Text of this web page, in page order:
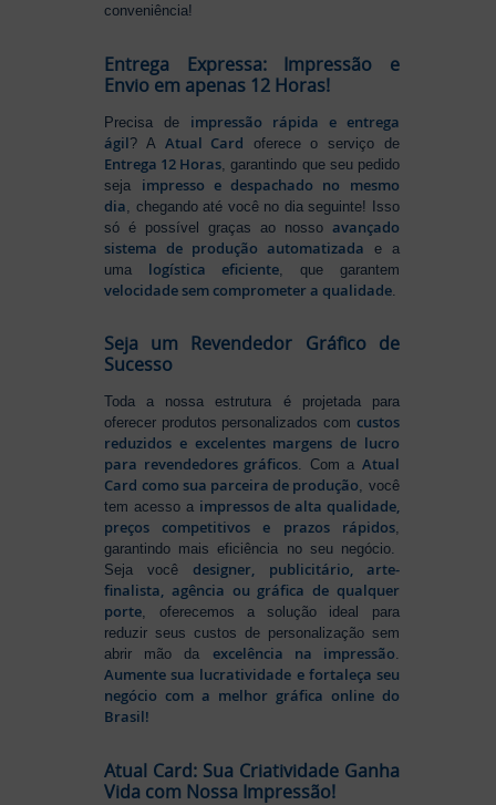
conveniência!
Entrega Expressa: Impressão e
Envio em apenas 12 Horas!
Precisa de impressão rápida e entrega
ágil? A Atual Card oferece o serviço de
Entrega 12 Horas , garantindo que seu pedido
seja impresso e despachado no mesmo
dia , chegando até você no dia seguinte! Isso
só é possível graças ao nosso avançado
sistema de produção automatizada e a
uma logística eficiente , que garantem
velocidade sem comprometer a qualidade
Seja um Revendedor Gráfico de
Sucesso
Toda a nossa estrutura é projetada para
oferecer produtos personalizados com custos
reduzidos e excelentes margens de lucro
para revendedores gráficos. Com a Atual
Card como sua parceira de produção, você
tem acesso a impressos de alta qualidade,
preços competitivos e prazos rápidos,
garantindo mais eficiência no seu negócio.
Seja vocêdesigner, publicitário, arte-
finalista, agência ou gráfica de qualquer
porte, oferecemos a solução ideal para
reduzir seus custos de personalização sem
abrir mão da excelência na impressão.
Aumente sua lucratividade e fortaleça seu
negócio com a melhor gráfica online do
Brasil!
Atual Card: Sua Criatividade Ganha
Vida com Nossa Impressão!